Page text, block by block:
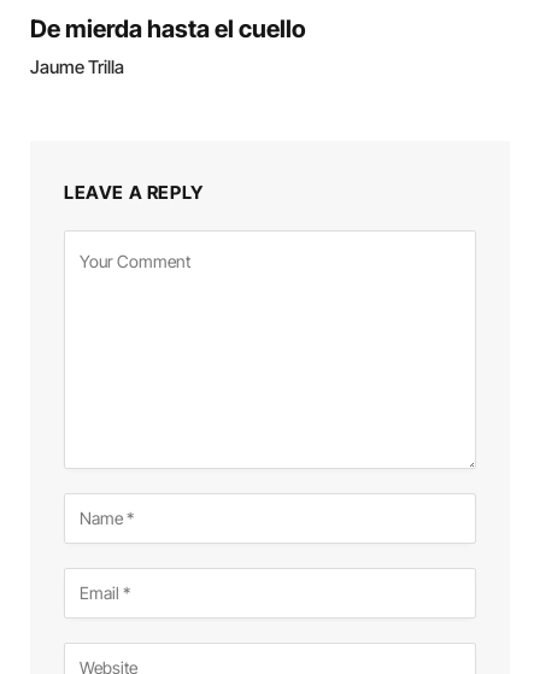
De mierda hasta el cuello
Jaume Trilla
LEAVE A REPLY